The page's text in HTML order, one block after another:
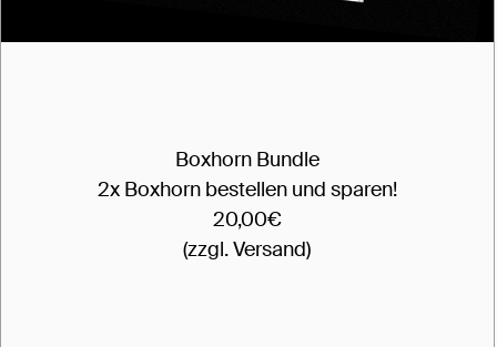
Boxhorn Bundle
2x Boxhorn bestellen und sparen!
20,00€
(zzgl. Versand)